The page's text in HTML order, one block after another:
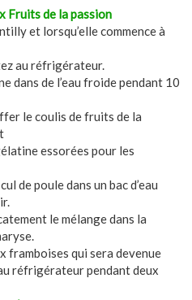
Fruits de la passion
et lorsqu’elle commence à
au réfrigérateur.
dans de l’eau froide pendant 10
le coulis de fruits de la
essorées pour les
de poule dans un bac d’eau
le mélange dans la
framboises qui sera devenue
réfrigérateur pendant deux